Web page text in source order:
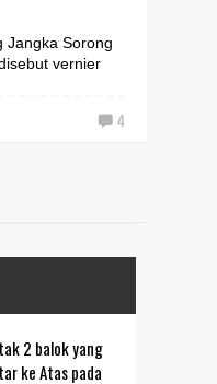
Jangka Sorong
vernier
4
2 balok yang
ke Atas pada